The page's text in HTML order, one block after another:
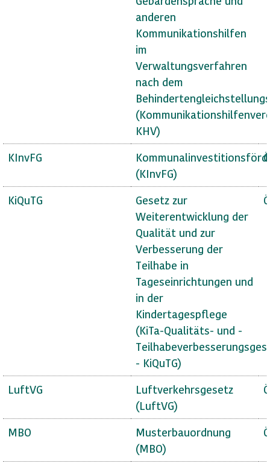
anderen
Kommunikationshilfen
im
Verwaltungsverfahren
nach dem
KHV)
KInvFG
(KInvFG)
KiQuTG
Gesetz zur
Weiterentwicklung der
Qualität und zur
Verbesserung der
Teilhabe in
Tageseinrichtungen und
in der
Kindertagespflege
(KiTa-Qualitäts- und -
- KiQuTG)
LuftVG
Luftverkehrsgesetz
(LuftVG)
MBO
Musterbauordnung
(MBO)